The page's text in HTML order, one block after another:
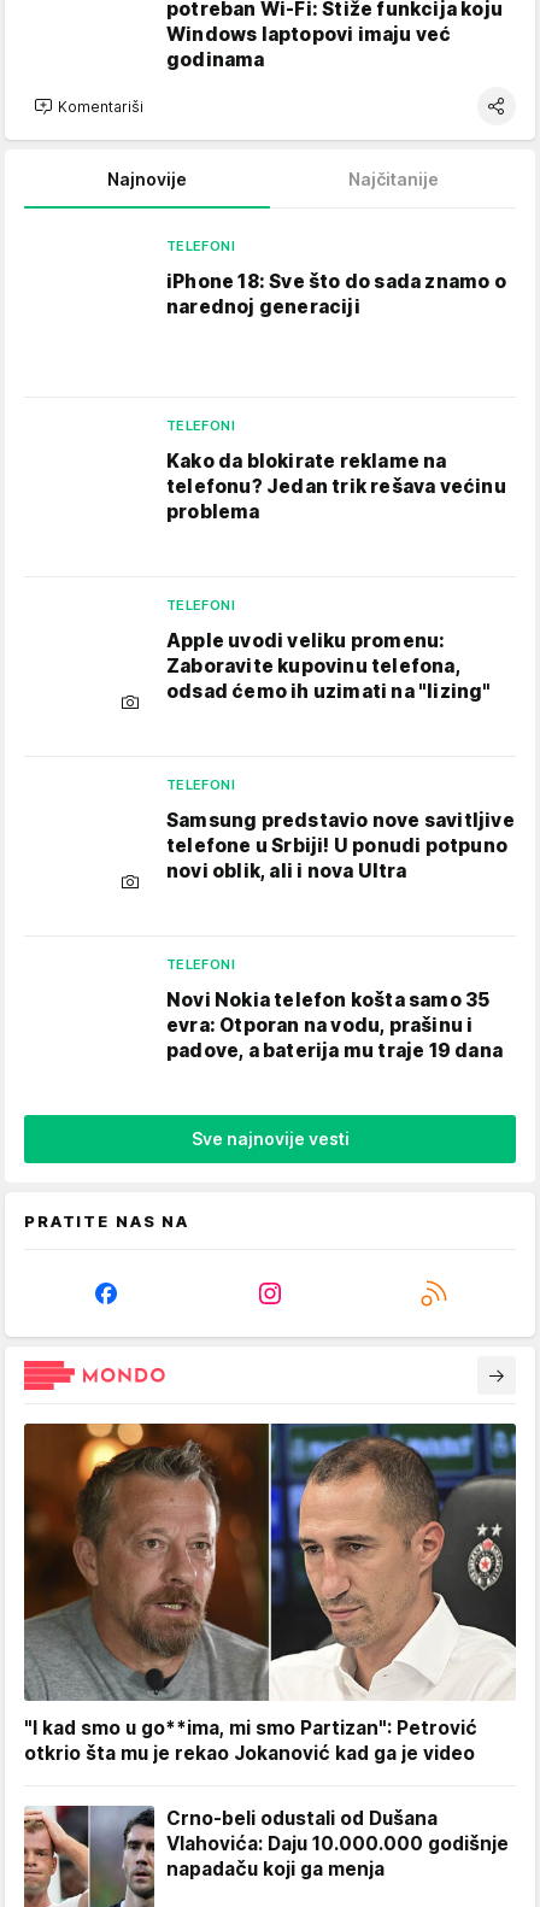
potreban Wi-Fi: Stiže funkcija koju
Windows laptopovi imaju već
godinama
Komentariši
Najnovije Najčitanije
TELEFONI
iPhone 18: Sve što do sada znamo o
narednoj generaciji
TELEFONI
Kako da blokirate reklame na
telefonu​? Jedan trik rešava većinu
problema
TELEFONI
Apple uvodi veliku promenu:
Zaboravite kupovinu telefona,
odsad ćemo ih uzimati na "lizing"
TELEFONI
Samsung predstavio nove savitljive
telefone u Srbiji! U ponudi potpuno
novi oblik, ali i nova Ultra
TELEFONI
Novi Nokia telefon košta samo 35
evra: Otporan na vodu, prašinu i
padove, a baterija mu traje 19 dana
Sve najnovije vesti
PRATITE NAS NA
"I kad smo u go**ima, mi smo Partizan": Petrović
otkrio šta mu je rekao Jokanović kad ga je video
Crno-beli odustali od Dušana
Vlahovića: Daju 10.000.000 godišnje
napadaču koji ga menja